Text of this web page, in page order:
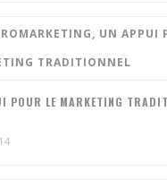
POUR LE MARKETING